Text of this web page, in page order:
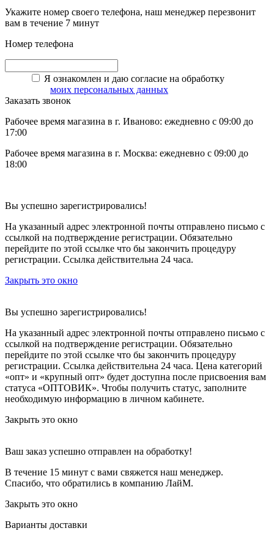
Укажите номер своего телефона, наш менеджер перезвонит
вам в течение 7 минут
Номер телефона
Я ознакомлен и даю согласие на обработку
моих персональных данных
Заказать звонок
Рабочее время магазина в г. Иваново: ежедневно с 09:00 до
17:00
Рабочее время магазина в г. Москва: ежедневно с 09:00 до
18:00
Вы успешно зарегистрировались!
На указанный адрес электронной почты отправлено письмо с
ссылкой на подтверждение регистрации. Обязательно
перейдите по этой ссылке что бы закончить процедуру
регистрации. Ссылка действительна 24 часа.
Закрыть это окно
Вы успешно зарегистрировались!
На указанный адрес электронной почты отправлено письмо с
ссылкой на подтверждение регистрации. Обязательно
перейдите по этой ссылке что бы закончить процедуру
регистрации. Ссылка действительна 24 часа. Цена категорий
«опт» и «крупный опт» будет доступна после присвоения вам
статуса «ОПТОВИК». Чтобы получить статус, заполните
необходимую информацию в личном кабинете.
Закрыть это окно
Ваш заказ успешно отправлен на обработку!
В течение 15 минут с вами свяжется наш менеджер.
Спасибо, что обратились в компанию ЛайМ.
Закрыть это окно
Варианты доставки